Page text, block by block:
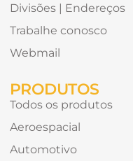
Divisões | Endereços
Trabalhe conosco
Webmail
PRODUTOS
Todos os produtos
Aeroespacial
Automotivo